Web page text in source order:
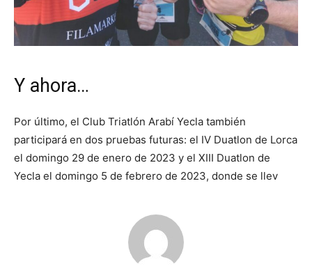
Y ahora…
Por último, el Club Triatlón Arabí Yecla también
participará en dos pruebas futuras: el IV Duatlon de Lorca
el domingo 29 de enero de 2023 y el XIII Duatlon de
Yecla el domingo 5 de febrero de 2023, donde se llev